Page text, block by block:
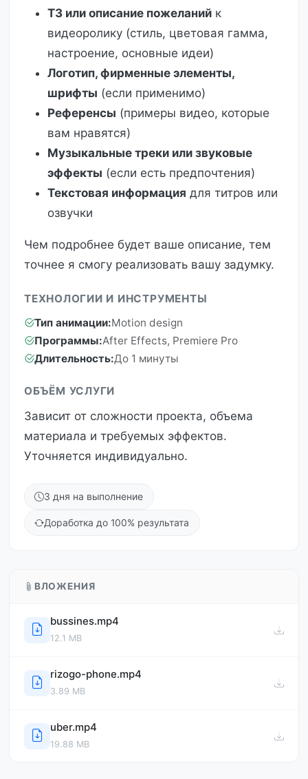
ТЗ или описание пожеланий к
видеоролику (стиль, цветовая гамма,
настроение, основные идеи)
Логотип, фирменные элементы,
шрифты (если применимо)
Референсы (примеры видео, которые
вам нравятся)
Музыкальные треки или звуковые
эффекты (если есть предпочтения)
Текстовая информация для титров или
озвучки
Чем подробнее будет ваше описание, тем
точнее я смогу реализовать вашу задумку.
ТЕХНОЛОГИИ И ИНСТРУМЕНТЫ
Тип анимации:Motion design
Программы:After Effects, Premiere Pro
Длительность:До 1 минуты
ОБЪЁМ УСЛУГИ
Зависит от сложности проекта, объема
материала и требуемых эффектов.
Уточняется индивидуально.
3 дня на выполнение
Доработка до 100% результата
ВЛОЖЕНИЯ
bussines.mp4
12.1 MB
rizogo-phone.mp4
3.89 MB
uber.mp4
19.88 MB